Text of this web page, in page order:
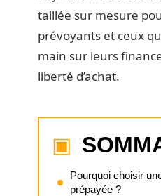
taillée sur mesure
prévoyants et ceux
main sur leurs
liberté d’achat.
Pourquoi choisir
prépayée ?